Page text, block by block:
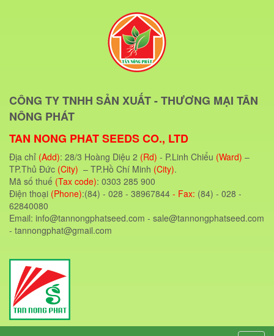
CÔNG TY TNHH SẢN XUẤT - THƯƠNG MẠI TÂN
NÔNG PHÁT
TAN NONG PHAT SEEDS CO., LTD
Địa chỉ (Add): 28/3 Hoàng Diệu 2 (Rd) - P.Linh Chiểu (Ward) –
TP.Thủ Đức (City) – TP.Hồ Chí Minh (City).
Mã số thuế (Tax code): 0303 285 900
Điện thoại (Phone):(84) - 028 - 38967844 - Fax: (84) - 028 -
62840080
Email: info@tannongphatseed.com - sale@tannongphatseed.com
- tannongphat@gmail.com